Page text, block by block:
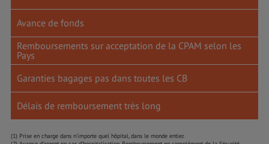
Avance de fonds
Remboursements sur acceptation de la CPAM selon les
Pays
Garanties bagages pas dans toutes les CB
Délais de remboursement très long
(1) Prise en charge dans n’importe quel hôpital, dans le monde entier.